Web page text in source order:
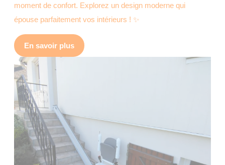
moment de confort. Explorez un design moderne qui
épouse parfaitement vos intérieurs ! ✨
En savoir plus